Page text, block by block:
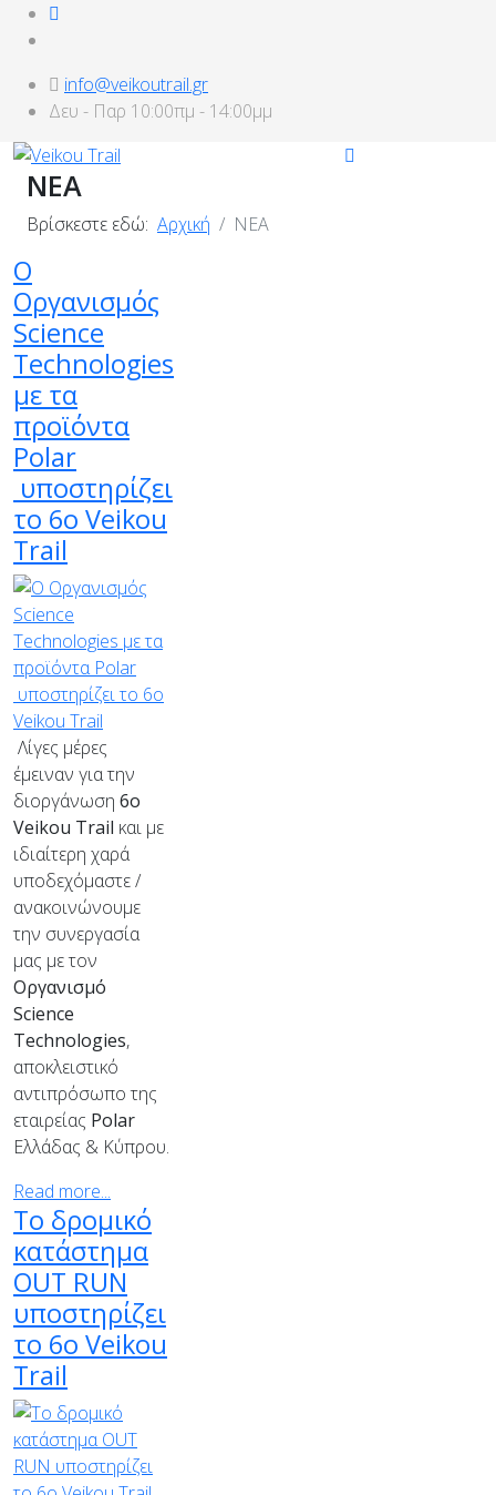
info@veikoutrail.gr
Δευ - Παρ 10:00πμ - 14:00μμ
ΝΕΑ
Βρίσκεστε εδώ: Αρχική ΝΕΑ
Ο
Οργανισμός
Science
Technologies
με τα
προϊόντα
Polar
υποστηρίζει
το 6ο Veikou
Trail
Λίγες μέρες
έμειναν για την
διοργάνωση 6ο
Veikou Trail και με
ιδιαίτερη χαρά
υποδεχόμαστε /
ανακοινώνουμε
την συνεργασία
μας με τον
Οργανισμό
Science
Technologies,
αποκλειστικό
αντιπρόσωπο της
εταιρείας Polar
Ελλάδας & Κύπρου.
Read more...
Το δρομικό
κατάστημα
OUT RUN
υποστηρίζει
το 6ο Veikou
Trail